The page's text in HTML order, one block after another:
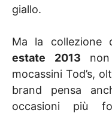
giallo.
Ma la collezione
estate 2013
mocassini Tod’s,
brand pensa
occasioni più